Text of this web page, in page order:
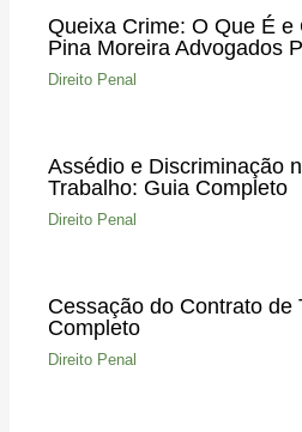
Queixa Crime: O Que É e
Pina Moreira Advogados
Direito Penal
Assédio e Discriminação
Trabalho: Guia Completo
Direito Penal
Cessação do Contrato de
Completo
Direito Penal